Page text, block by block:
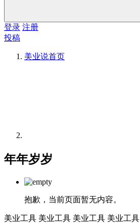
登录 注册
投稿
美业说首页
年年岁岁
抱歉，当前页面暂无内容。
美业工具 美业工具 美业工具 美业工具